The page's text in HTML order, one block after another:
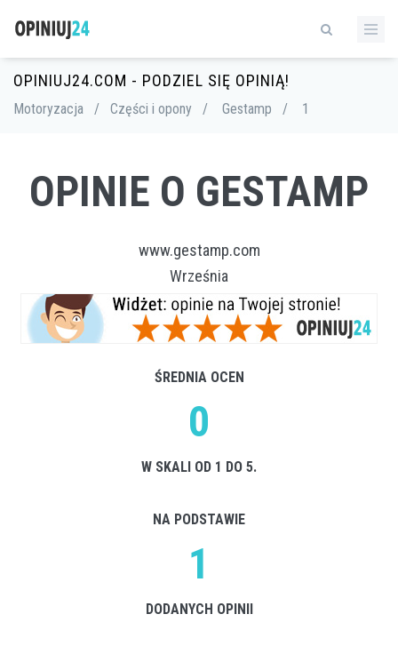
OPINIUJ24.COM - PODZIEL SIĘ OPINIĄ!
Motoryzacja / Części i opony / Gestamp / 1
OPINIE O GESTAMP
www.gestamp.com
Września
ŚREDNIA OCEN
0
W SKALI OD 1 DO 5.
NA PODSTAWIE
1
DODANYCH OPINII